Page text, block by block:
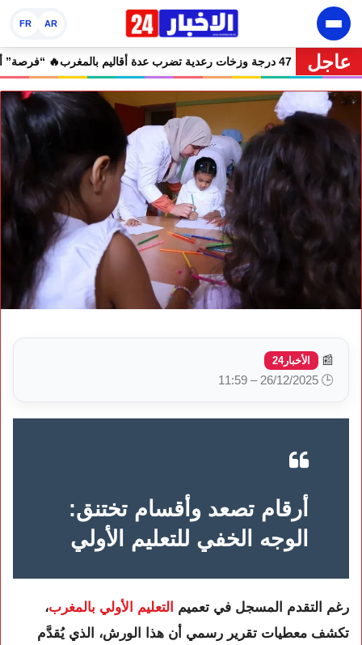
AR
FR
عاجل
🔥 نشرة إنذارية.. موجة حر تصل إلى 47 درجة وزخات رعدية تضرب عدة أقاليم بالمغرب
📰 الأخبار24
🕒 26/12/2025 – 11:59
أرقام تصعد وأقسام تختنق:
الوجه الخفي للتعليم الأولي
رغم التقدم المسجل في تعميم التعليم الأولي بالمغرب،
تكشف معطيات تقرير رسمي أن هذا الورش، الذي يُقدَّم